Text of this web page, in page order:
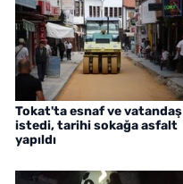
Tokat'ta esnaf ve vatandaş
istedi, tarihi sokağa asfalt
yapıldı